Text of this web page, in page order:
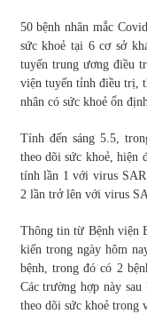
50 bệnh nhân mắc
sức khoẻ tại 6 cơ sở
tuyến trung ương điều
viện tuyến tỉnh điều trị,
nhân có sức khoẻ ổn
Tính đến sáng 5.5,
theo dõi sức khoẻ, hiện
tính lần 1 với virus
2 lần trở lên với virus
Thông tin từ Bệnh viện
kiến trong ngày hôm
bệnh, trong đó có 2
Các trường hợp này
theo dõi sức khoẻ trong